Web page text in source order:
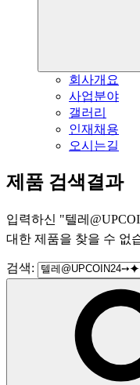
회사개요
사업분야
갤러리
인재채용
오시는길
제품 검색결과
입력하신 "텔레
대한 제품을 찾을 수 없
검색: